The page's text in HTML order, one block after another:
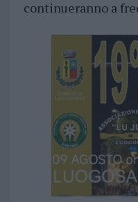
continueranno a